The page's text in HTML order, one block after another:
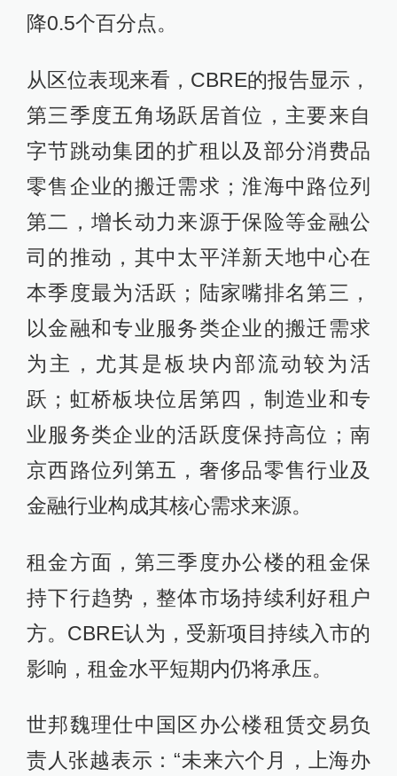
降0.5个百分点。
从区位表现来看，CBRE的报告显示，
第三季度五角场跃居首位，主要来自
字节跳动集团的扩租以及部分消费品
零售企业的搬迁需求；淮海中路位列
第二，增长动力来源于保险等金融公
司的推动，其中太平洋新天地中心在
本季度最为活跃；陆家嘴排名第三，
以金融和专业服务类企业的搬迁需求
为主，尤其是板块内部流动较为活
跃；虹桥板块位居第四，制造业和专
业服务类企业的活跃度保持高位；南
京西路位列第五，奢侈品零售行业及
金融行业构成其核心需求来源。
租金方面，第三季度办公楼的租金保
持下行趋势，整体市场持续利好租户
方。CBRE认为，受新项目持续入市的
影响，租金水平短期内仍将承压。
世邦魏理仕中国区办公楼租赁交易负
责人张越表示：“未来六个月，上海办